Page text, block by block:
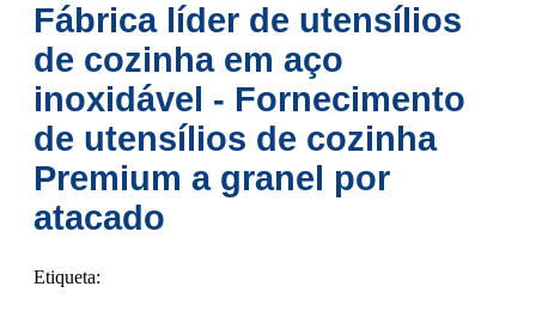
ES
AR
JA
KO
Fábrica líder de utensílios
de cozinha em aço
inoxidável - Fornecimento
de utensílios de cozinha
Premium a granel por
atacado
Etiqueta: